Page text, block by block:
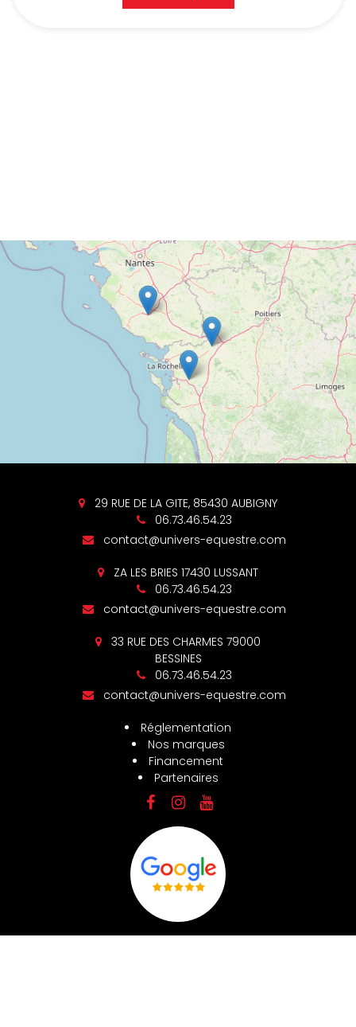
29 RUE DE LA GITE, 85430 AUBIGNY
06.73.46.54.23
contact@univers-equestre.com
ZA LES BRIES 17430 LUSSANT
06.73.46.54.23
contact@univers-equestre.com
33 RUE DES CHARMES 79000
BESSINES
06.73.46.54.23
contact@univers-equestre.com
Réglementation
Nos marques
Financement
Partenaires